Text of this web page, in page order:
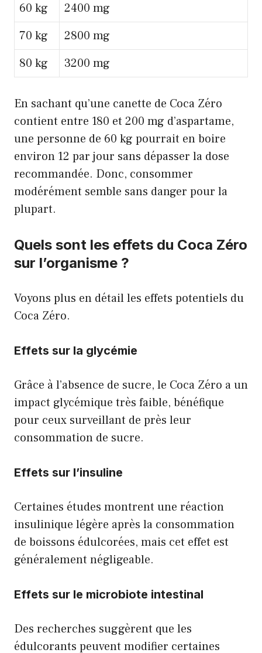
60 kg
2400 mg
70 kg
2800 mg
80 kg
3200 mg
En sachant qu’une canette de Coca Zéro
contient entre 180 et 200 mg d’aspartame,
une personne de 60 kg pourrait en boire
environ 12 par jour sans dépasser la dose
recommandée. Donc, consommer
modérément semble sans danger pour la
plupart.
Quels sont les effets du Coca Zéro
sur l’organisme ?
Voyons plus en détail les effets potentiels du
Coca Zéro.
Effets sur la glycémie
Grâce à l’absence de sucre, le Coca Zéro a un
impact glycémique très faible, bénéfique
pour ceux surveillant de près leur
consommation de sucre.
Effets sur l’insuline
Certaines études montrent une réaction
insulinique légère après la consommation
de boissons édulcorées, mais cet effet est
généralement négligeable.
Effets sur le microbiote intestinal
Des recherches suggèrent que les
édulcorants peuvent modifier certaines